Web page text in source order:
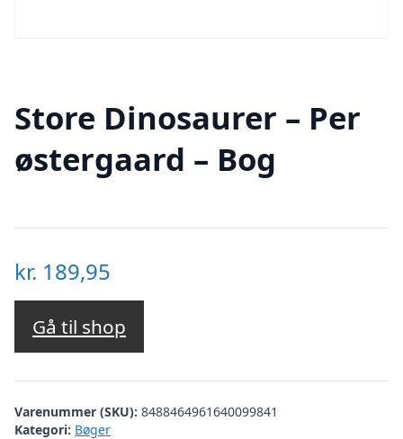
Store Dinosaurer – Per
østergaard – Bog
kr. 189,95
Gå til shop
Varenummer (SKU): 8488464961640099841
Kategori: Bøger